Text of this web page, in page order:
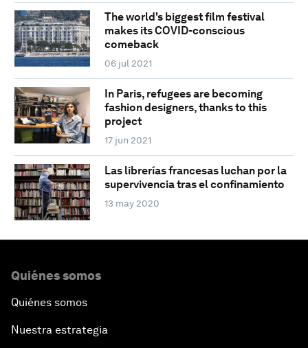
The world's biggest film festival
makes its COVID-conscious
comeback
06 jul 2021
In Paris, refugees are becoming
fashion designers, thanks to this
project
17 jun 2021
Las librerías francesas luchan por la
supervivencia tras el confinamiento
13 may 2020
Quiénes somos
Quiénes somos
Nuestra estrategia